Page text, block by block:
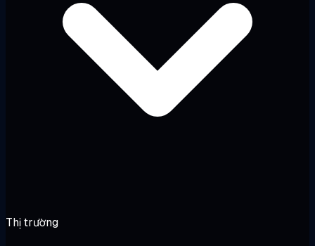
Thị trường